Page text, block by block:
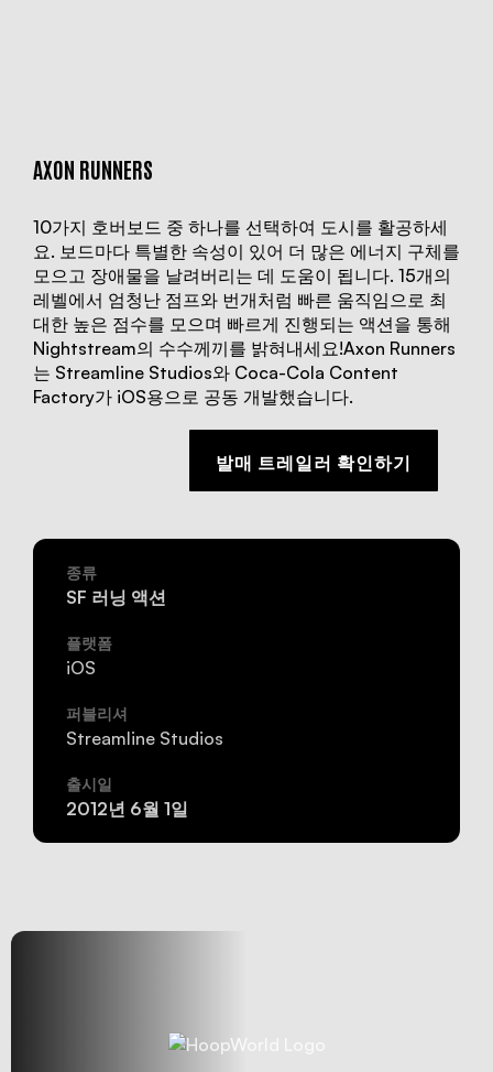
AXON RUNNERS
10가지 호버보드 중 하나를 선택하여 도시를 활공하세
요. 보드마다 특별한 속성이 있어 더 많은 에너지 구체를
모으고 장애물을 날려버리는 데 도움이 됩니다. 15개의
레벨에서 엄청난 점프와 번개처럼 빠른 움직임으로 최
대한 높은 점수를 모으며 빠르게 진행되는 액션을 통해
Nightstream의 수수께끼를 밝혀내세요!Axon Runners
는 Streamline Studios와 Coca-Cola Content
Factory가 iOS용으로 공동 개발했습니다.
발매 트레일러 확인하기
종류
SF 러닝 액션
플랫폼
iOS
퍼블리셔
Streamline Studios
출시일
2012년 6월 1일